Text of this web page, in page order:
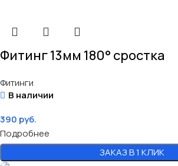
Фитинг 13мм 180° сростка
Фитинги
В наличии
390 руб.
Подробнее
ЗАКАЗ В 1 КЛИК